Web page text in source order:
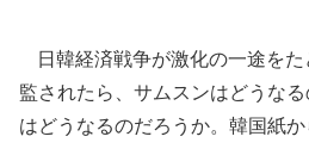
日韓経済戦争が激化の一途を
監されたら、サムスンはどうな
はどうなるのだろうか。韓国紙